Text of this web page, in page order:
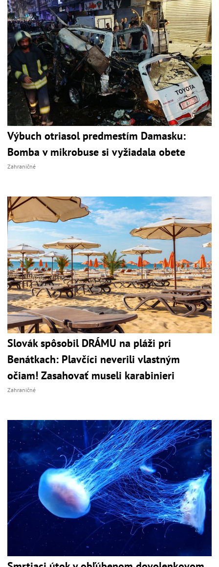
Výbuch otriasol predmestím Damasku:
Bomba v mikrobuse si vyžiadala obete
Zahraničné
Slovák spôsobil DRÁMU na pláži pri
Benátkach: Plavčíci neverili vlastným
očiam! Zasahovať museli karabinieri
Zahraničné